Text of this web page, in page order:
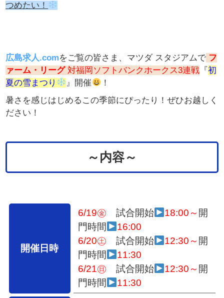
つめたい！
広島求人.comをご覧の皆さま、 マツダ スタジアムで フ
ァーム・リーグ対福岡ソフトバンクホークス3連戦 『初
夏の雪まつり
』開催
！
暑さを感じはじめるこの季節にぴったり！ぜひお越しく
ださい！
～内容～
開催日時
6/19㊎ 試合開始 18:00～ 開
門時間
16:00
6/20㊏ 試合開始 12:30～ 開
門時間
11:30
6/21㊐ 試合開始 12:30～ 開
門時間
11:30